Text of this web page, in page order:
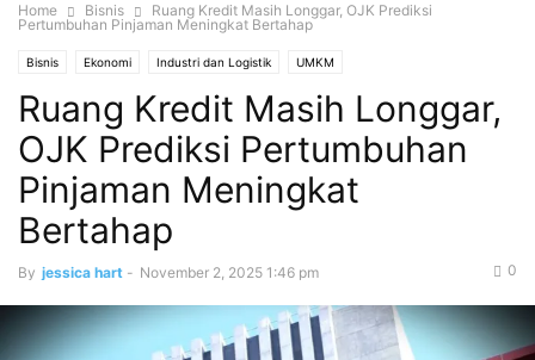
Home Bisnis
Ruang Kredit Masih Longgar, OJK Prediksi
Pertumbuhan Pinjaman Meningkat Bertahap
Bisnis Ekonomi Industri dan Logistik UMKM
Ruang Kredit Masih Longgar,
OJK Prediksi Pertumbuhan
Pinjaman Meningkat
Bertahap
By jessica hart - November 2, 2025 1:46 pm 0